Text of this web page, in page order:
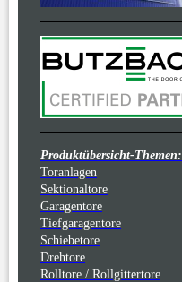
Produktübersicht-Themen:
Toranlagen
Sektionaltore
Garagentore
Tiefgaragentore
Schiebetore
Drehtore
Rolltore / Rollgittertore